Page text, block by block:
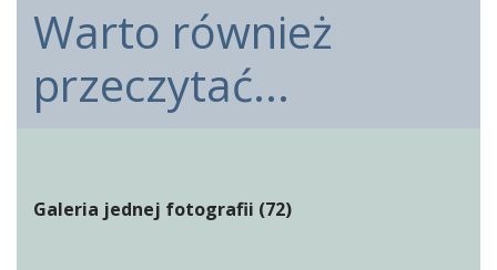
Warto również
przeczytać...
Galeria jednej fotografii (72)